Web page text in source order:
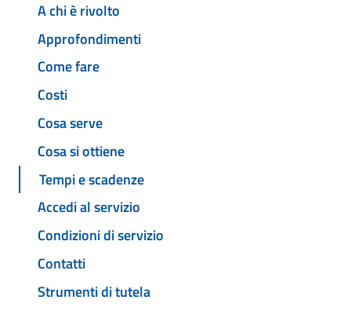
A chi è rivolto
Approfondimenti
Come fare
Costi
Cosa serve
Cosa si ottiene
Tempi e scadenze
Accedi al servizio
Condizioni di servizio
Contatti
Strumenti di tutela